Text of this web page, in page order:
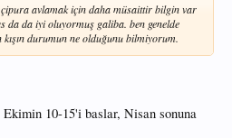
avlamak için daha müsaittir bilgin var
da da iyi oluyormuş galiba. ben genelde
durumun ne olduğunu bilmiyorum.
10-15'i baslar, Nisan sonuna